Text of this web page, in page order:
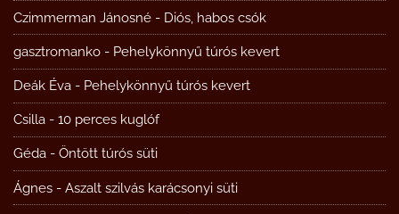
Czimmerman Jánosné - Diós, habos csók
gasztromanko - Pehelykönnyű túrós kevert
Deák Éva - Pehelykönnyű túrós kevert
Csilla - 10 perces kuglóf
Géda - Öntött túrós süti
Ágnes - Aszalt szilvás karácsonyi süti